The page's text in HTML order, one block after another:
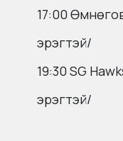
17:00
эрэгтэй/
19:30 SG
эрэгтэй/